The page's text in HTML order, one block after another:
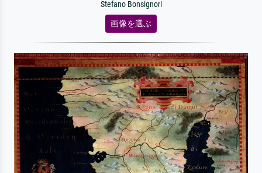
Stefano Bonsignori
画像を選ぶ